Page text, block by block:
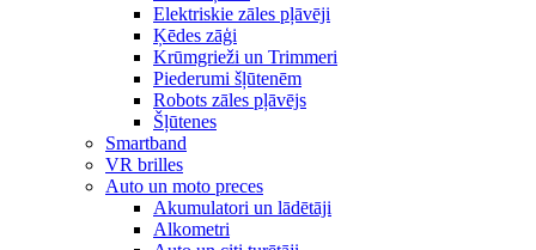
Elektriskie zāles pļāvēji
Ķēdes zāģi
Krūmgrieži un Trimmeri
Piederumi šļūtenēm
Robots zāles pļāvējs
Šļūtenes
Smartband
VR brilles
Auto un moto preces
Akumulatori un lādētāji
Alkometri